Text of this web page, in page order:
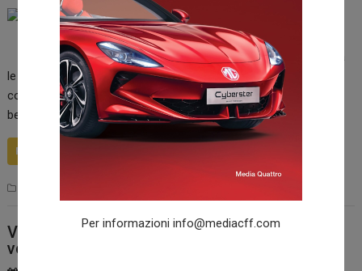
prossimo Salone di
Ginevra, Honda svelerà
le ultime novità riguardanti la nuova gamma europea di vetture,
compresa la presentazione mondiale del prototipo della Civic
berlina.
READ MORE
Volvo XC60 è il SUV di medie dimensioni più
venduto in Europa
Per informazioni info@mediacff.com